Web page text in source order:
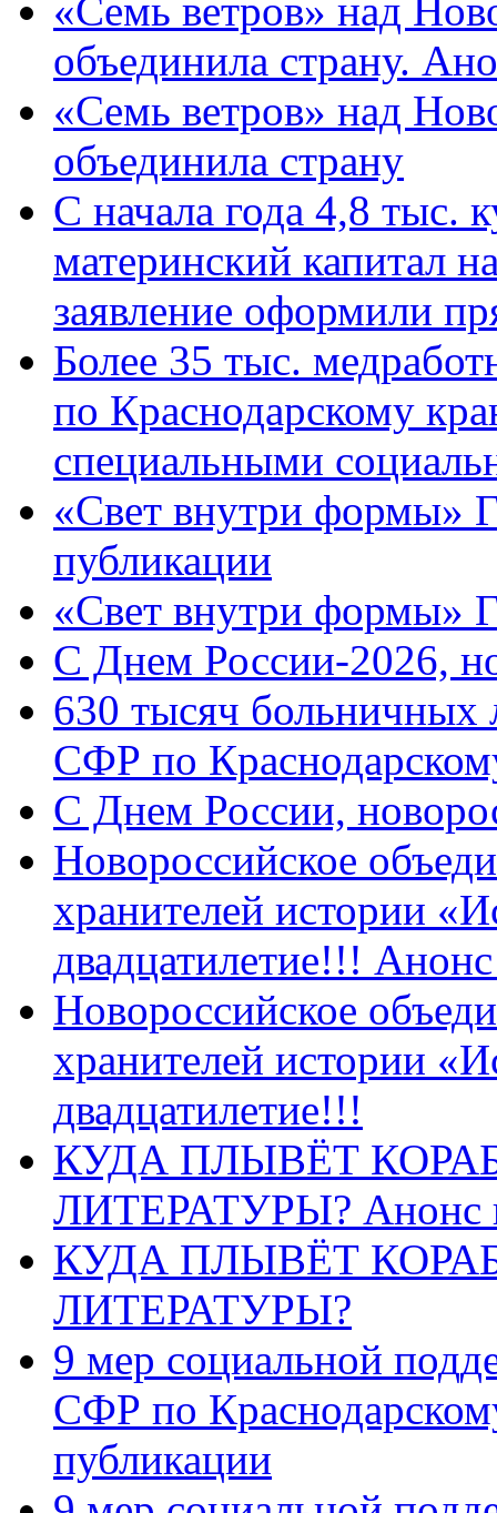
«Семь ветров» над
объединила страну.
«Семь ветров» над
объединила страну
С начала года 4,8 тыс.
материнский капитал
заявление оформили
Более 35 тыс.
по Краснодарскому
специальными
«Свет внутри формы»
публикации
«Свет внутри формы»
C Днем России-2026,
630 тысяч больничных
СФР по
C Днем России,
Новороссийское
хранителей истории
двадцатилетие!!!
Новороссийское
хранителей истории
двадцатилетие!!!
КУДА ПЛЫВЁТ
ЛИТЕРАТУРЫ? Анонс
КУДА ПЛЫВЁТ
ЛИТЕРАТУРЫ?
9 мер социальной
СФР по
публикации